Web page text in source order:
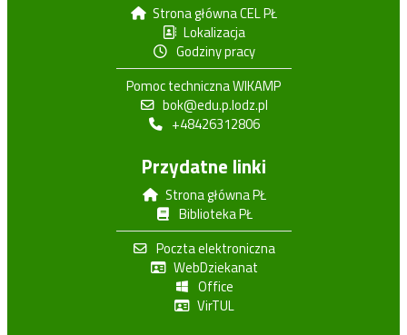
Strona główna CEL PŁ
Lokalizacja
Godziny pracy
Pomoc techniczna WIKAMP
bok@edu.p.lodz.pl
+48426312806
Przydatne linki
Strona główna PŁ
Biblioteka PŁ
Poczta elektroniczna
WebDziekanat
Office
VirTUL